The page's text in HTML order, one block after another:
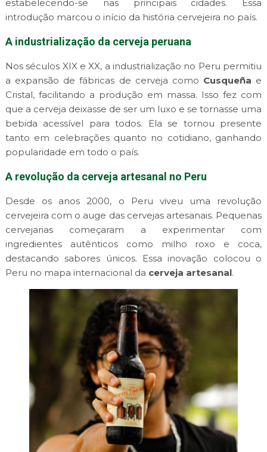
estabelecendo-se nas principais cidades. Essa
introdução marcou o início da história cervejeira no país.
A industrialização da cerveja peruana
Nos séculos XIX e XX, a industrialização no Peru permitiu
a expansão de fábricas de cerveja como Cusqueña e
Cristal, facilitando a produção em massa. Isso fez com
que a cerveja deixasse de ser um luxo e se tornasse uma
bebida acessível para todos. Ela se tornou presente
tanto em celebrações quanto no cotidiano, ganhando
popularidade em todo o país.
A revolução da cerveja artesanal no Peru
Desde os anos 2000, o Peru viveu uma revolução
cervejeira com o auge das cervejas artesanais. Pequenas
cervejarias começaram a experimentar com
ingredientes autênticos como milho roxo e coca,
destacando sabores únicos. Essa inovação colocou o
Peru no mapa internacional da cerveja artesanal.